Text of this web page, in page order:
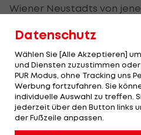
Wiener Neustadts von
Schicker:In Wiener
mit der Stadt einen engen
wie hier in Ried. Neustadt
größer und man weiß eh,
gekommen sind. Ried ist
merkt man aber auch an
sich mit Fußball
Datenschutz
Wählen Sie [Alle Akzeptieren]
und Diensten zuzustimmen oder
PUR Modus, ohne Tracking uns
Werbung fortzufahren. Sie
individuelle Auswahl zu treffen.
jederzeit über den Button links
der Fußzeile anpassen.